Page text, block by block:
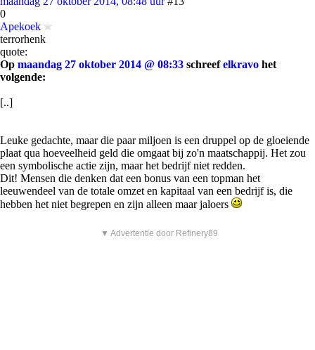
0
Apekoek
terrorhenk
quote:
Op maandag 27 oktober 2014 @ 08:33 schreefelkravo het
volgende:
[..]
Leuke gedachte, maar die paar miljoen is een druppel op de gloeiende
plaat qua hoeveelheid geld die omgaat bij zo'n maatschappij. Het zou
een symbolische actie zijn, maar het bedrijf niet redden.
Dit! Mensen die denken dat een bonus van een topman het
leeuwendeel van de totale omzet en kapitaal van een bedrijf is, die
hebben het niet begrepen en zijn alleen maar jaloers
▼ Advertentie door Refinery89